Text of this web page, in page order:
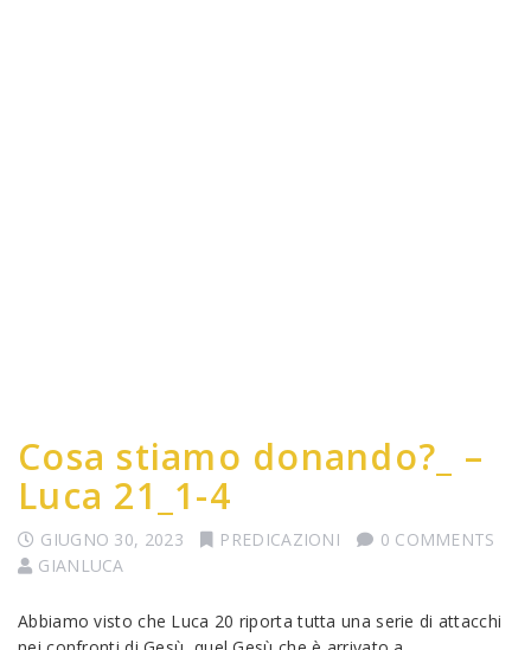
Cosa stiamo donando?_ –
Luca 21_1-4
GIUGNO 30, 2023 PREDICAZIONI
0 COMMENTS
GIANLUCA
Abbiamo visto che Luca 20 riporta tutta una serie di attacchi